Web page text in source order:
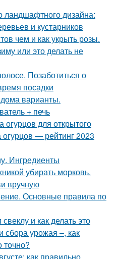
ландшафтного дизайна:
и кустарников
чем и как укрыть розы.
или это делать не
Позаботиться о
посадки
варианты.
+ печь
для открытого
— рейтинг 2023
Ингредиенты
убирать морковь.
вручную
Основные правила по
и как делать это
сбора урожая –, как
точно?